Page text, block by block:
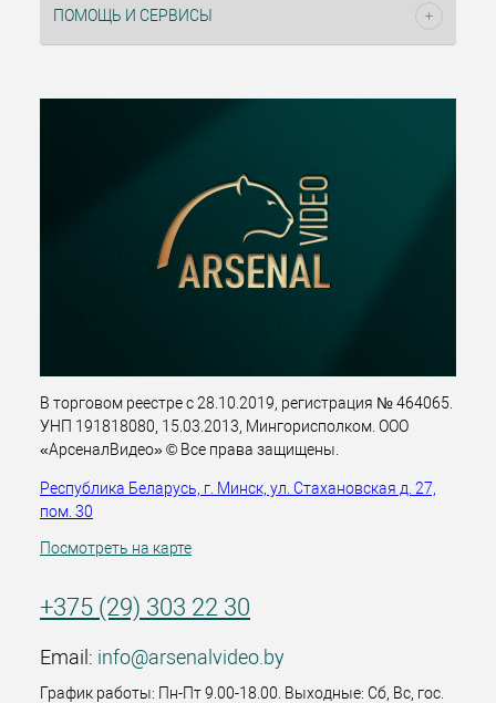
ПОМОЩЬ И СЕРВИСЫ
В торговом реестре с 28.10.2019, регистрация № 464065.
УНП 191818080, 15.03.2013, Мингорисполком. ООО
«АрсеналВидео» © Все права защищены.
Республика Беларусь, г. Минск, ул. Стахановская д. 27,
пом. 30
Посмотреть на карте
+375 (29) 303 22 30
Email: info@arsenalvideo.by
График работы: Пн-Пт 9.00-18.00. Выходные: Сб, Вс, гос.